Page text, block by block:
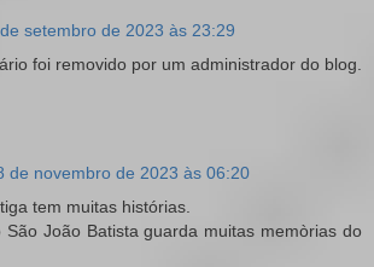
setembro de 2023 às 23:29
foi removido por um administrador do blog.
de novembro de 2023 às 06:20
tem muitas histórias.
São João Batista guarda muitas memòrias do